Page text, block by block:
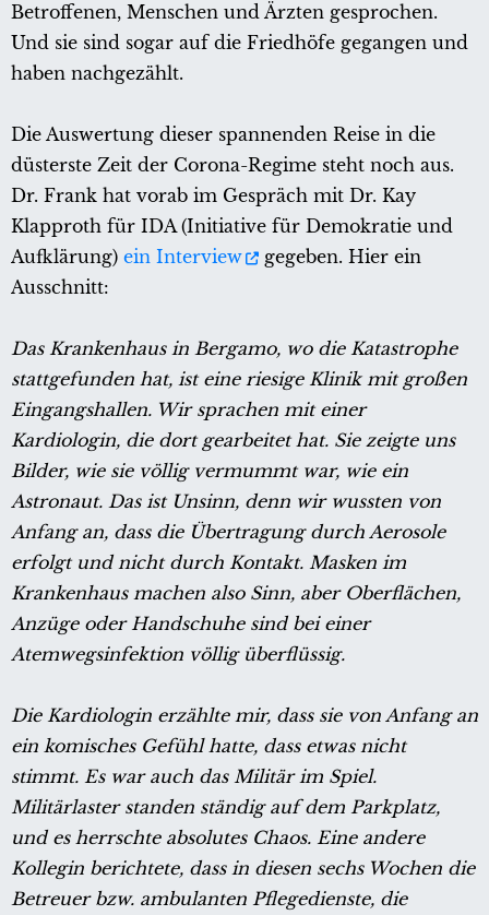
Betroffenen, Menschen und Ärzten gesprochen.
Und sie sind sogar auf die Friedhöfe gegangen und
haben nachgezählt.
Die Auswertung dieser spannenden Reise in die
düsterste Zeit der Corona-Regime steht noch aus.
Dr. Frank hat vorab im Gespräch mit Dr. Kay
Klapproth für IDA (Initiative für Demokratie und
Aufklärung) ein Interview
gegeben. Hier ein
Ausschnitt:
Das Krankenhaus in Bergamo, wo die Katastrophe
stattgefunden hat, ist eine riesige Klinik mit großen
Eingangshallen. Wir sprachen mit einer
Kardiologin, die dort gearbeitet hat. Sie zeigte uns
Bilder, wie sie völlig vermummt war, wie ein
Astronaut. Das ist Unsinn, denn wir wussten von
Anfang an, dass die Übertragung durch Aerosole
erfolgt und nicht durch Kontakt. Masken im
Krankenhaus machen also Sinn, aber Oberflächen,
Anzüge oder Handschuhe sind bei einer
Atemwegsinfektion völlig überflüssig.
Die Kardiologin erzählte mir, dass sie von Anfang an
ein komisches Gefühl hatte, dass etwas nicht
stimmt. Es war auch das Militär im Spiel.
Militärlaster standen ständig auf dem Parkplatz,
und es herrschte absolutes Chaos. Eine andere
Kollegin berichtete, dass in diesen sechs Wochen die
Betreuer bzw. ambulanten Pflegedienste, die